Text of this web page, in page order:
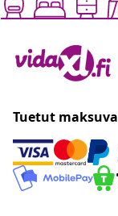
Tuetut